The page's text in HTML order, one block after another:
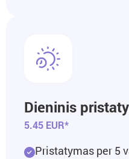
Dieninis
5.45 EUR*
Pristatymas per 5